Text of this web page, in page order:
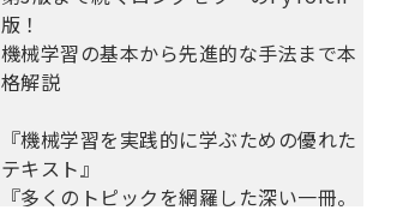
版！
機械学習の基本から先進的な手法まで本
格解説
『機械学習を実践的に学ぶための優れた
テキスト』
『多くのトピックを網羅した深い一冊。